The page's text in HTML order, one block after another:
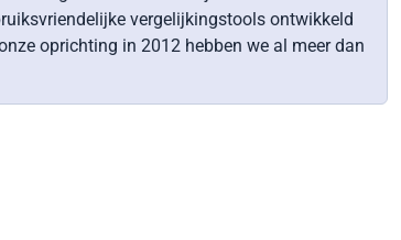
vergelijkingstools ontwikkeld
oprichting in 2012 hebben we al meer dan